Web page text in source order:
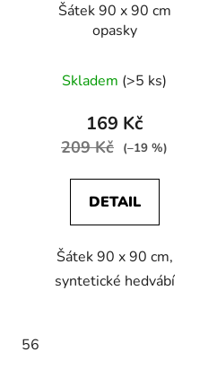
Šátek 90 x 90 cm
opasky
Skladem (>5 ks)
169 Kč
209 Kč (–19 %)
DETAIL
Šátek 90 x 90 cm,
syntetické hedvábí
56